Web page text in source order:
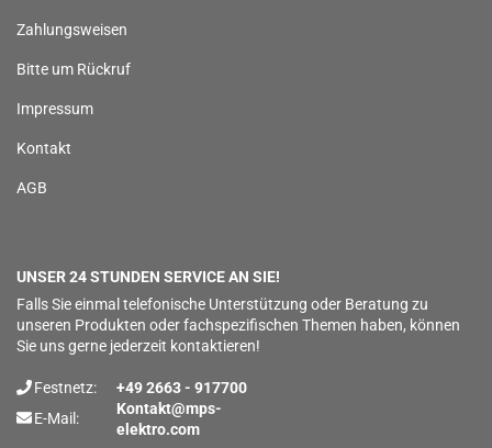
Zahlungsweisen
Bitte um Rückruf
Impressum
Kontakt
AGB
UNSER 24 STUNDEN SERVICE AN SIE!
Falls Sie einmal telefonische Unterstützung oder Beratung zu
unseren Produkten oder fachspezifischen Themen haben, können
Sie uns gerne jederzeit kontaktieren!
Festnetz:
+49 2663 - 917700
E-Mail:
Kontakt@mps-
elektro.com